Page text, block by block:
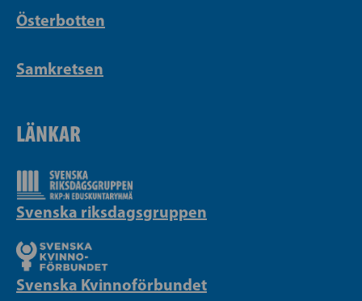
Österbotten
Samkretsen
LÄNKAR
Svenska riksdagsgruppen
Svenska Kvinnoförbundet